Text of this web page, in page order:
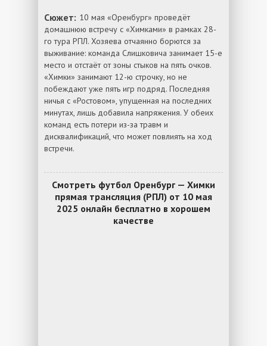
Сюжет: 10 мая «Оренбург» проведёт
домашнюю встречу с «Химками» в рамках 28-
го тура РПЛ. Хозяева отчаянно борются за
выживание: команда Слишковича занимает 15-е
место и отстаёт от зоны стыков на пять очков.
«Химки» занимают 12-ю строчку, но не
побеждают уже пять игр подряд. Последняя
ничья с «Ростовом», упущенная на последних
минутах, лишь добавила напряжения. У обеих
команд есть потери из-за травм и
дисквалификаций, что может повлиять на ход
встречи.
Смотреть футбол Оренбург — Химки
прямая трансляция (РПЛ) от 10 мая
2025 онлайн бесплатно в хорошем
качестве